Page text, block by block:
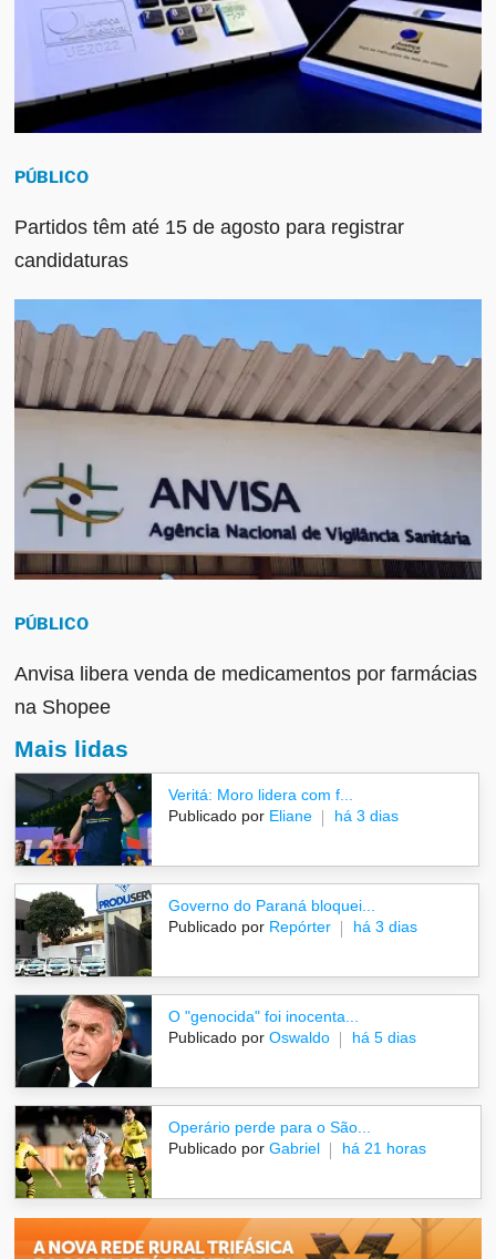
PÚBLICO
Partidos têm até 15 de agosto para registrar
candidaturas
PÚBLICO
Anvisa libera venda de medicamentos por farmácias
na Shopee
Mais lidas
Veritá: Moro lidera com f...
Publicado por Eliane há 3 dias
Governo do Paraná bloquei...
Publicado por Repórter há 3 dias
O "genocida" foi inocenta...
Publicado por Oswaldo há 5 dias
Operário perde para o São...
Publicado por Gabriel há 21 horas